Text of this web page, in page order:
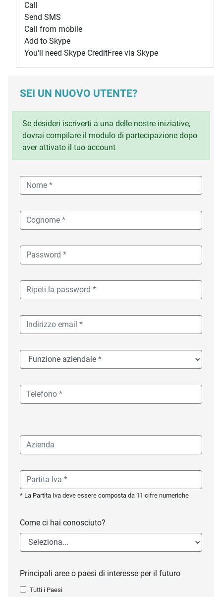
Call
Send SMS
Call from mobile
Add to Skype
You'll need Skype CreditFree via Skype
SEI UN NUOVO UTENTE?
Se desideri iscriverti a una delle nostre iniziative,
dovrai compilare il modulo di partecipazione dopo
aver attivato il tuo account
* La Partita Iva deve essere composta da 11 cifre numeriche
Come ci hai conosciuto?
Principali aree o paesi di interesse per il futuro
Tutti i Paesi